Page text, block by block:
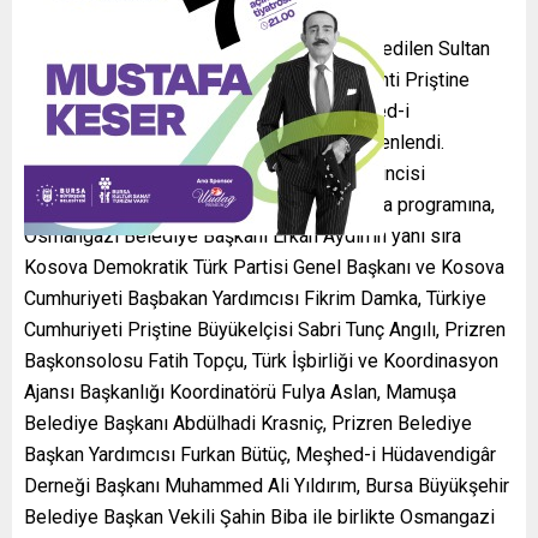
Kosova Meydan Muharebesi sonrası şehit edilen Sultan
1.Murad Hüdavendigar’ın Kosova’nın başkenti Priştine
yakınında bulunan Mazgit köyündeki Meşhed-i
Hüdavendigar Türbesi’nde anma töreni düzenlendi.
Osmangazi Belediyesi tarafından bu yıl 21’incisi
düzenlenen Murad Hüdavendigar Han’ı anma programına,
Osmangazi Belediye Başkanı Erkan Aydın’ın yanı sıra
Kosova Demokratik Türk Partisi Genel Başkanı ve Kosova
Cumhuriyeti Başbakan Yardımcısı Fikrim Damka, Türkiye
Cumhuriyeti Priştine Büyükelçisi Sabri Tunç Angılı, Prizren
Başkonsolosu Fatih Topçu, Türk İşbirliği ve Koordinasyon
Ajansı Başkanlığı Koordinatörü Fulya Aslan, Mamuşa
Belediye Başkanı Abdülhadi Krasniç, Prizren Belediye
Başkan Yardımcısı Furkan Bütüç, Meşhed-i Hüdavendigâr
Derneği Başkanı Muhammed Ali Yıldırım, Bursa Büyükşehir
Belediye Başkan Vekili Şahin Biba ile birlikte Osmangazi